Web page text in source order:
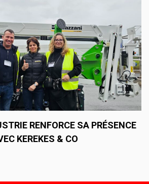
RENFORCE SA PRÉSENCE
KEREKES & CO